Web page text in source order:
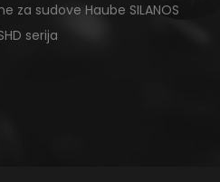
za sudove Haube SILANOS
serija